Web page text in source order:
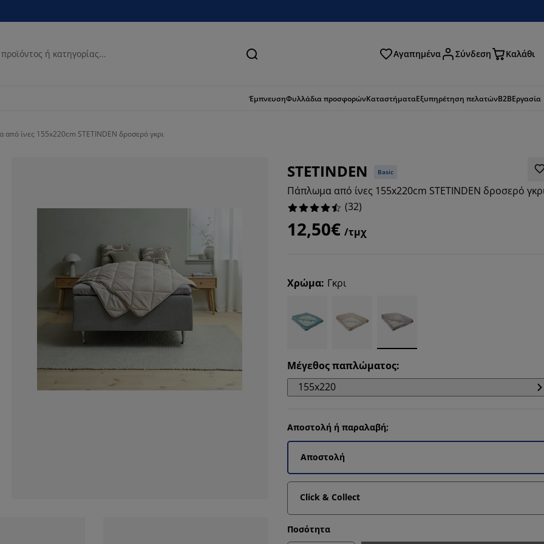
Αναζήτηση Αγαπημένα Σύνδεση Καλάθι
ΈμπνευσηΦυλλάδια προσφορώνΚαταστήματαΕξυπηρέτηση πελατώνB2BΕργασία
από ίνες 155x220cm STETINDEN δροσερό γκρι
STETINDEN Basic
Πάπλωμα από ίνες 155x220cm STETINDEN δροσερό
(32)
12,50€ /τμχ
Χρώμα: Γκρι
Μέγεθος παπλώματος:
155x220
Αποστολή ή παραλαβή;
Αποστολή
Click & Collect
Ποσότητα